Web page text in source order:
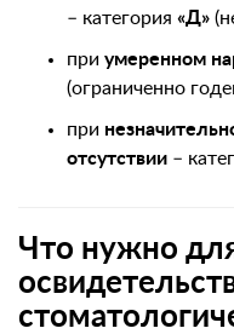
– категория «Д»
при умеренном
(ограниченно
при
отсутствии –
Что нужно